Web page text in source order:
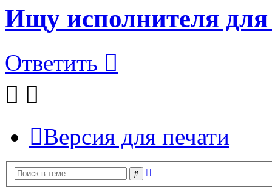
Ищу исполнителя для
Ответить
Версия для печати
Поиск